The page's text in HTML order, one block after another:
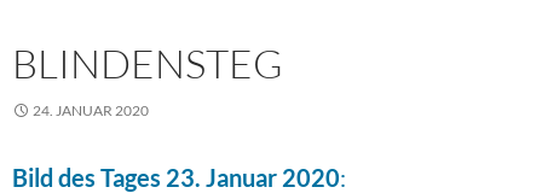
BLINDENSTEG
24. JANUAR 2020
Bild des Tages 23. Januar 2020: